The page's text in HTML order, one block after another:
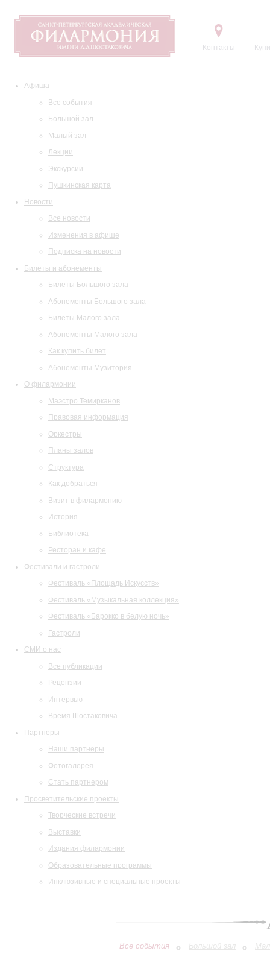
Контакты
Афиша
Все события
Большой зал
Малый зал
Лекции
Экскурсии
Пушкинская карта
Новости
Все новости
Изменения в афише
Подписка на новости
Билеты и абонементы
Билеты Большого зала
Абонементы Большого зала
Билеты Малого зала
Абонементы Малого зала
Как купить билет
Абонементы Музитория
О филармонии
Маэстро Темирканов
Правовая информация
Оркестры
Планы залов
Структура
Как добраться
Визит в филармонию
История
Библиотека
Ресторан и кафе
Фестивали и гастроли
Фестиваль «Площадь Искусств»
Фестиваль «Музыкальная коллекция»
Фестиваль «Барокко в белую ночь»
Гастроли
СМИ о нас
Все публикации
Рецензии
Интервью
Время Шостаковича
Партнеры
Наши партнеры
Фотогалерея
Стать партнером
Просветительские проекты
Творческие встречи
Выставки
Издания филармонии
Образовательные программы
Инклюзивные и специальные проекты
Все события Большой зал